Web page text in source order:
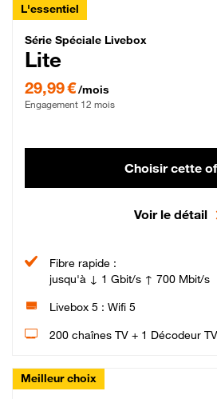
L'essentiel
Série Spéciale
Série Spéciale Livebox
Lite
29,99 €/mois
Engagement 12 mois
Choisir cette
Voir le détail
Fibre rapide :
jusqu'à ↓ 1 Gbit/s ↑ 700 Mbit/s
Livebox 5 : Wifi 5
200 chaînes TV + 1 Décodeur
Meilleur choix